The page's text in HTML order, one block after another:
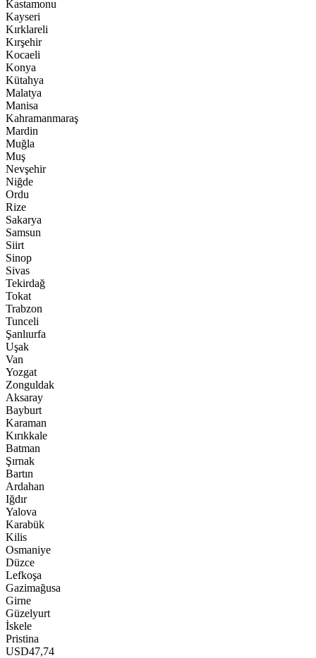
Kastamonu
Kayseri
Kırklareli
Kırşehir
Kocaeli
Konya
Kütahya
Malatya
Manisa
Kahramanmaraş
Mardin
Muğla
Muş
Nevşehir
Niğde
Ordu
Rize
Sakarya
Samsun
Siirt
Sinop
Sivas
Tekirdağ
Tokat
Trabzon
Tunceli
Şanlıurfa
Uşak
Van
Yozgat
Zonguldak
Aksaray
Bayburt
Karaman
Kırıkkale
Batman
Şırnak
Bartın
Ardahan
Iğdır
Yalova
Karabük
Kilis
Osmaniye
Düzce
Lefkoşa
Gazimağusa
Girne
Güzelyurt
İskele
Pristina
USD47,74